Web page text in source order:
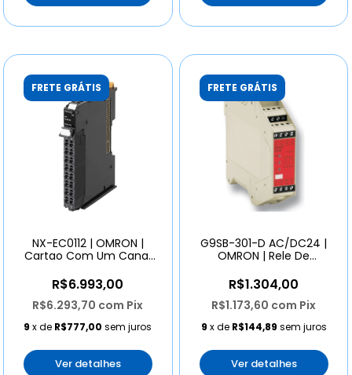
FRETE GRÁTIS
NX-EC0112 | OMRON |
Cartao Com Um Canal
R$6.993,00
R$6.293,70 com Pix
9 x de R$777,00 sem juros
Ver detalhes
FRETE GRÁTIS
G9SB-301-D AC/DC24 |
OMRON | Rele De
R$1.304,00
R$1.173,60 com Pix
9 x de R$144,89 sem juros
Ver detalhes